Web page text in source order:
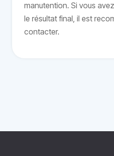
manutention. Si vous
le résultat final, il est
contacter.